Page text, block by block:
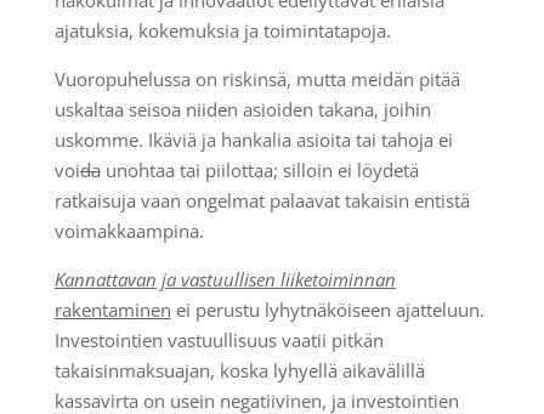
ajatuksia, kokemuksia ja toimintatapoja.
Vuoropuhelussa on riskinsä, mutta meidän pitää
uskaltaa seisoa niiden asioiden takana, joihin
uskomme. Ikäviä ja hankalia asioita tai tahoja ei
voidaunohtaa tai piilottaa; silloin ei löydetä
ratkaisuja vaan ongelmat palaavat takaisin entistä
voimakkaampina.
Kannattavan ja vastuullisen liiketoiminnan
rakentaminen ei perustu lyhytnäköiseen ajatteluun.
Investointien vastuullisuus vaatii pitkän
takaisinmaksuajan, koska lyhyellä aikavälillä
kassavirta on usein negatiivinen, ja investointien